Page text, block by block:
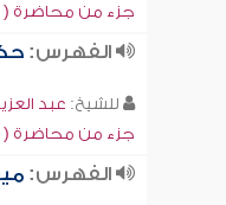
جزء من محاضرة (
الفهرس:
للشيخ: عبد
جزء من محاضرة (
الفهرس: